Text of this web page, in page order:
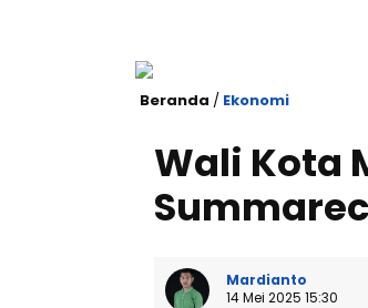
Beranda / Ekonomi
Wali Kota
Mardianto
14 Mei 2025 15:30